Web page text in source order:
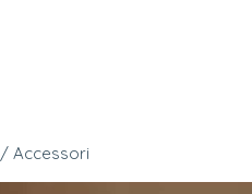
/ Accessori